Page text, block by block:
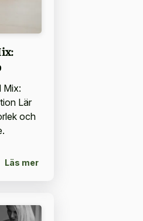
Mix:
Lär
och
Läs mer